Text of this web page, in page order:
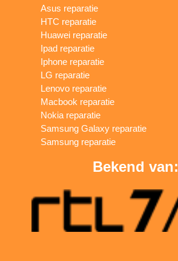
Asus reparatie
HTC reparatie
Huawei reparatie
Ipad reparatie
Iphone reparatie
LG reparatie
Lenovo reparatie
Macbook reparatie
Nokia reparatie
Samsung Galaxy reparatie
Samsung reparatie
Bekend van: